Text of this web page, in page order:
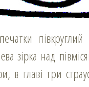
зірка над
в главі три